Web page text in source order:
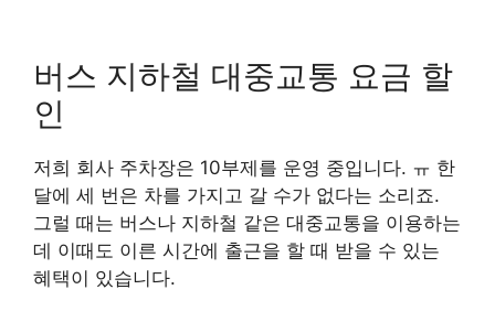
버스 지하철 대중교통 요금 할
인
저희 회사 주차장은 10부제를 운영 중입니다. ㅠ 한
달에 세 번은 차를 가지고 갈 수가 없다는 소리죠.
그럴 때는 버스나 지하철 같은 대중교통을 이용하는
데 이때도 이른 시간에 출근을 할 때 받을 수 있는
혜택이 있습니다.